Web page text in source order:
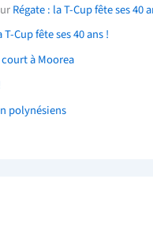
Régate : la T-Cup fête ses 40
T-Cup fête ses 40 ans !
à Moorea
polynésiens